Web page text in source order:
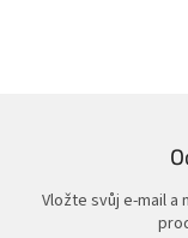
Vložte svůj e-mail a